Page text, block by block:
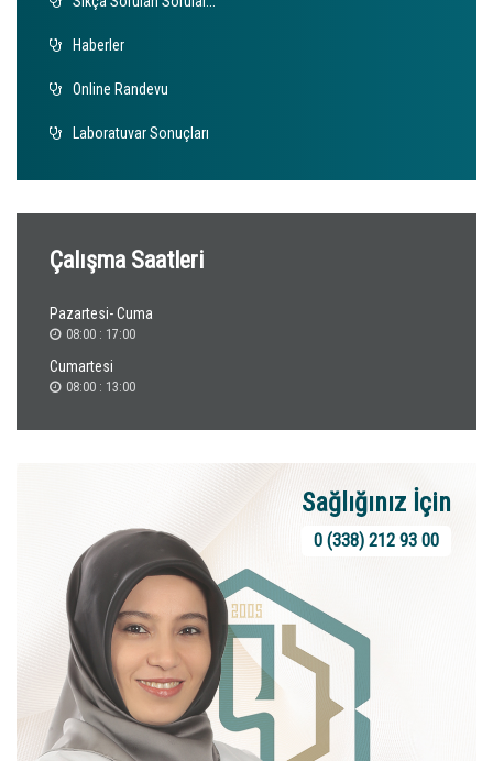
Haberler
Online Randevu
Laboratuvar Sonuçları
Çalışma Saatleri
Pazartesi- Cuma
08:00 : 17:00
Cumartesi
08:00 : 13:00
Sağlığınız İçin
0 (338) 212 93 00